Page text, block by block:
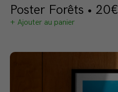
Poster Forêts • 20€
+ Ajouter au panier